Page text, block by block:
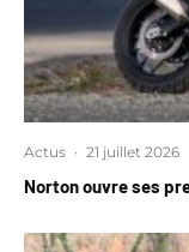
Actus · 21 juillet 2026
Norton ouvre ses